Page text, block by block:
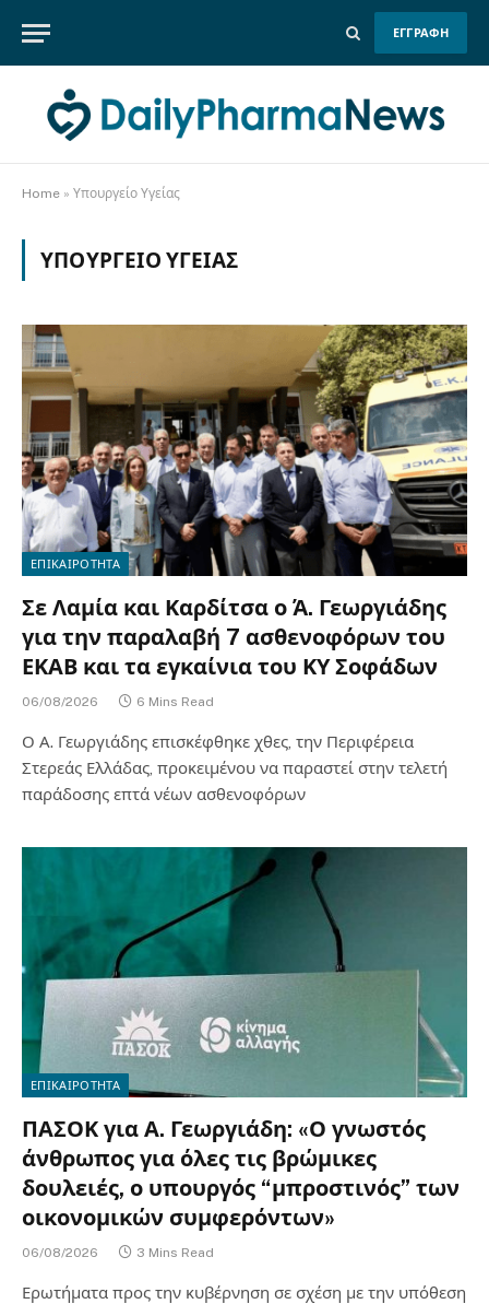
ΕΓΓΡΑΦΗ
Home » Υπουργείο Υγείας
ΥΠΟΥΡΓΕΊΟ ΥΓΕΊΑΣ
ΕΠΙΚΑΙΡΟΤΗΤΑ
Σε Λαμία και Καρδίτσα ο Ά. Γεωργιάδης
για την παραλαβή 7 ασθενοφόρων του
ΕΚΑΒ και τα εγκαίνια του ΚΥ Σοφάδων
06/08/2026 6 Mins Read
Ο Α. Γεωργιάδης επισκέφθηκε χθες, την Περιφέρεια
Στερεάς Ελλάδας, προκειμένου να παραστεί στην τελετή
παράδοσης επτά νέων ασθενοφόρων
ΕΠΙΚΑΙΡΟΤΗΤΑ
ΠΑΣΟΚ για Α. Γεωργιάδη: «Ο γνωστός
άνθρωπος για όλες τις βρώμικες
δουλειές, ο υπουργός “μπροστινός” των
οικονομικών συμφερόντων»
06/08/2026 3 Mins Read
Ερωτήματα προς την κυβέρνηση σε σχέση με την υπόθεση